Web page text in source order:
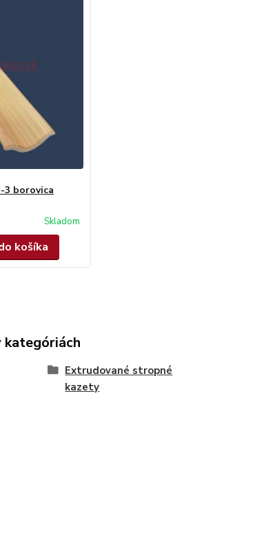
3 borovica
Skladom
košíka
kategóriách
Extrudované stropné
kazety